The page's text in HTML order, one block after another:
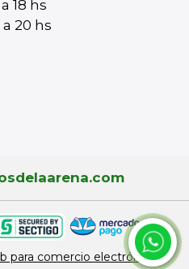
18 hs
20 hs
para comercio electrónico